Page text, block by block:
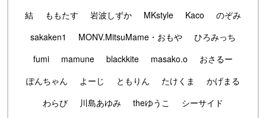
結
ももたす 岩波しずか MKstyle Kaco
のぞみ
sakaken1
MONV.MitsuMame・おもや
ひろみっち
fumi
mamune blackkite masako.o
おさるー
ぽんちゃん
よーじ ともりん たけくま
かげまる
わらび
川島あゆみ theゆうこ
シーサイド